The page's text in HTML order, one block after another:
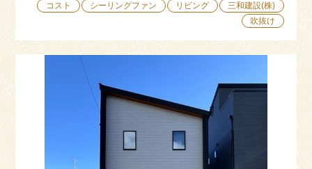
コスト シーリングファン リビング
三和建設(株)
吹抜け